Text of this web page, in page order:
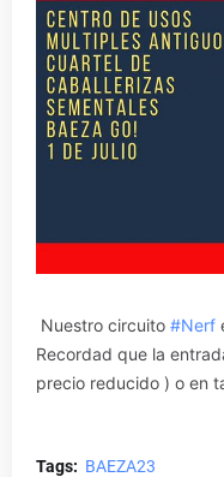
Nuestro circuito #Nerf
Recordad que la
precio reducido ) o en
Tags: BAEZA23